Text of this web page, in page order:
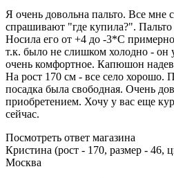
Я очень довольна пальто. Все мне
спрашивают "где купила?".
Носила его от +4 до -3*С
т.к. было не слишком холодно - он
очень комфортное. Капюшон
На рост 170 см - все село хорошо.
посадка была свободная. Очень
приобретением. Хочу у вас еще
сейчас.
Посмотреть ответ магазина
Кристина (рост - 170, размер - 46,
Москва